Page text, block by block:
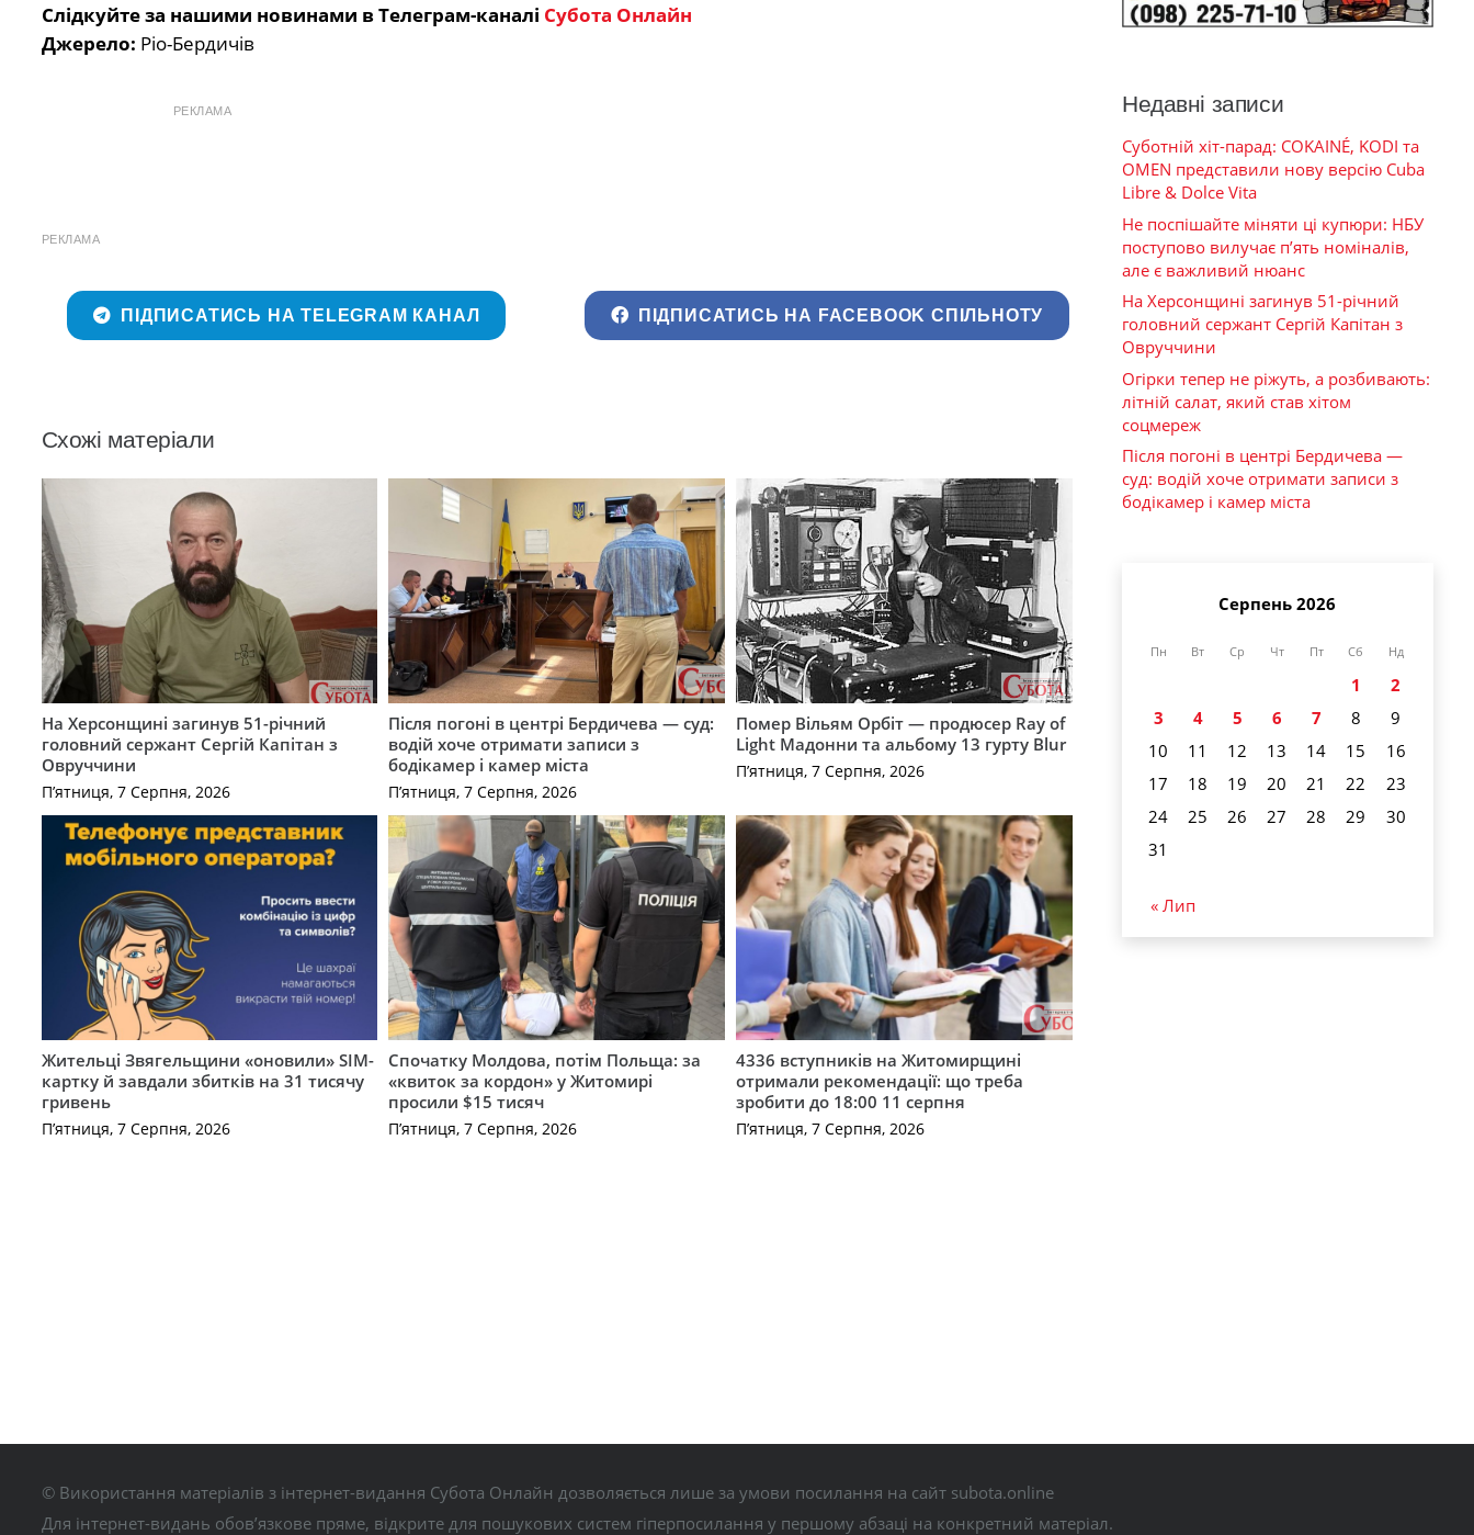
Слідкуйте за нашими новинами в Телеграм-каналі Субота Онлайн
Джерело: Ріо-Бердичів
РЕКЛАМА
РЕКЛАМА
ПІДПИСАТИСЬ НА TELEGRAM КАНАЛ ПІДПИСАТИСЬ НА FACEBOOK СПІЛЬНОТУ
Схожі матеріали
На Херсонщині загинув 51-річний
головний сержант Сергій Капітан з
Овруччини
П’ятниця, 7 Серпня, 2026
Після погоні в центрі Бердичева — суд:
водій хоче отримати записи з
бодікамер і камер міста
П’ятниця, 7 Серпня, 2026
Помер Вільям Орбіт — продюсер Ray of
Light Мадонни та альбому 13 гурту Blur
П’ятниця, 7 Серпня, 2026
Жительці Звягельщини «оновили» SIM-
картку й завдали збитків на 31 тисячу
гривень
П’ятниця, 7 Серпня, 2026
Спочатку Молдова, потім Польща: за
«квиток за кордон» у Житомирі
просили $15 тисяч
П’ятниця, 7 Серпня, 2026
4336 вступників на Житомирщині
отримали рекомендації: що треба
зробити до 18:00 11 серпня
П’ятниця, 7 Серпня, 2026
Недавні записи
Суботній хіт-парад: COKAINÉ, KODI та
OMEN представили нову версію Cuba
Libre & Dolce Vita
Не поспішайте міняти ці купюри: НБУ
поступово вилучає п’ять номіналів,
але є важливий нюанс
На Херсонщині загинув 51-річний
головний сержант Сергій Капітан з
Овруччини
Огірки тепер не ріжуть, а розбивають:
літній салат, який став хітом
соцмереж
Після погоні в центрі Бердичева —
суд: водій хоче отримати записи з
бодікамер і камер міста
Серпень 2026
Пн Вт Ср Чт Пт Сб Нд
1
2
3
4 5 6 7 8
9
10
11 12 13 14 15
16
17
18 19 20 21 22
23
24
25 26 27 28 29
30
31
« Лип
© Використання матеріалів з інтернет-видання Субота Онлайн дозволяється лише за умови посилання на сайт subota.online
Для інтернет-видань обов’язкове пряме, відкрите для пошукових систем гіперпосилання у першому абзаці на конкретний матеріал.